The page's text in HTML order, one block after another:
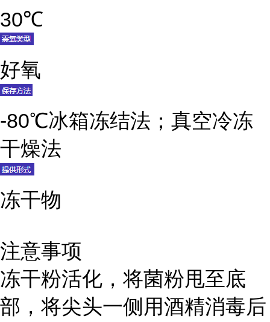
30℃
好氧
-80℃冰箱冻结法；真空冷冻
干燥法
冻干物
注意事项
冻干粉活化，将菌粉甩至底
部，将尖头一侧用酒精消毒后